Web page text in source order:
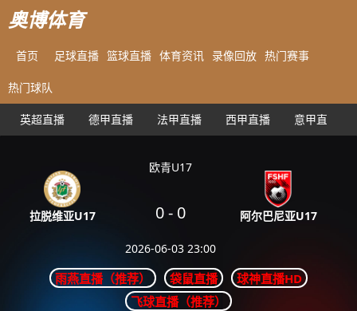
奥博体育
首页 足球直播 篮球直播 体育资讯 录像回放 热门赛事
热门球队
英超直播 德甲直播 法甲直播 西甲直播 意甲直播
拉脱维亚U17
欧青U17
0- 0
2026-06-03 23:00
阿尔巴尼亚U17
雨燕直播（推荐） 袋鼠直播
球神直播HD
飞球直播（推荐）